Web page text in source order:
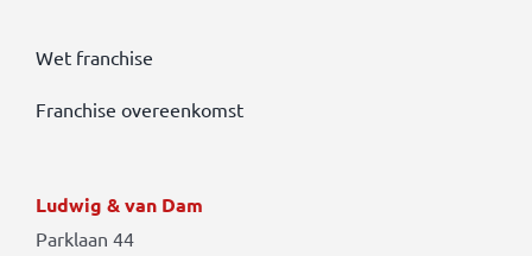
Wet franchise
Franchise overeenkomst
Ludwig & van Dam
Parklaan 44